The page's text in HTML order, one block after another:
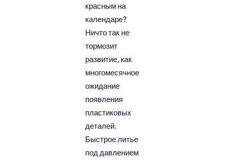
красным на
календаре?
Ничто так не
тормозит
развитие, как
многомесячное
ожидание
появления
пластиковых
деталей.
Быстрое литье
под давлением